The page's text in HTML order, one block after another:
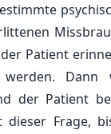
Patient
Dann
der Patient
dieser Frage,